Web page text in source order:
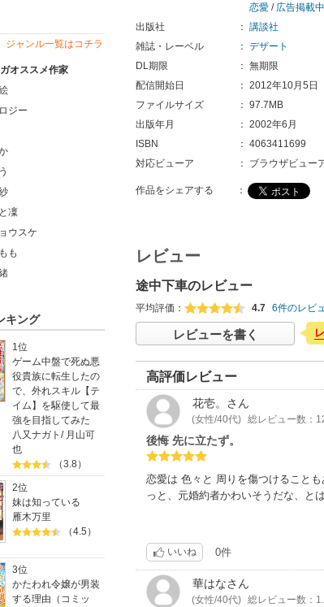
ジャンル一覧はコチラ
オススメ作家
ジー
凜
ウスケ
も
キング
1位
ゲーム中盤で死ぬ悪
役貴族に転生したの
で、外れスキル【テ
イム】を駆使して最
強を目指してみた
八又ナガト / 月山可
也
（3.8）
2位
妹は知っている
雁木万里
（4.5）
3位
かたわれ令嬢が男装
する理由（コミッ
恋愛 / 広告掲載中
出版社
： 講談社
雑誌・レーベル
： デザート
DL期限
： 無期限
配信開始日
： 2012年10月5日
ファイルサイズ
： 97.7MB
出版年月
： 2002年6月
ISBN
： 4063411699
対応ビューア
： ブラウザビュー
作品をシェアする ：
レビュー
途中下車のレビュー
平均評価： 4.7 6件のレビ
レビューを書く
高評価レビュー
花壱。 さん
(女性/40代) 総レビュー数：
後悔 先に立たず。
恋愛は 色々と 周りを傷つけること
っと、元婚約者かわいそうだな、と
いいね 0件
華はなさん
(女性/40代) 総レビュー数：